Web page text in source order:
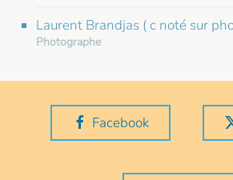
Laurent Brandjas ( c noté sur
Photographe
Facebook